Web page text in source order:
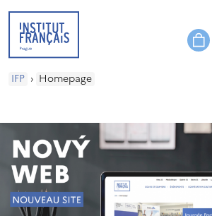
IFP › Homepage